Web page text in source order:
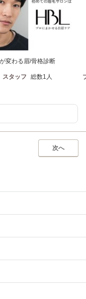
変わる眉/骨格診断
スタッフ 総数1人
次へ